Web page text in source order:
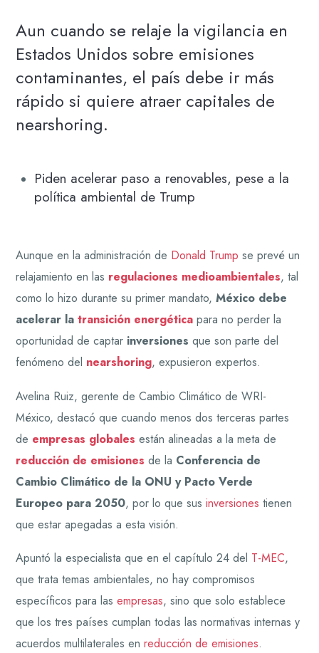
Aun cuando se relaje la vigilancia en
Estados Unidos sobre emisiones
contaminantes, el país debe ir más
rápido si quiere atraer capitales de
nearshoring.
Piden acelerar paso a renovables, pese a la
política ambiental de Trump
Aunque en la administración de Donald Trump se prevé un
relajamiento en las regulaciones medioambientales, tal
como lo hizo durante su primer mandato,México debe
acelerar latransición energética para no perder la
oportunidad de captar inversiones que son parte del
fenómeno del nearshoring, expusieron expertos.
Avelina Ruiz, gerente de Cambio Climático de WRI-
México, destacó que cuando menos dos terceras partes
de empresas globales están alineadas a la meta de
reducción de emisiones de la Conferencia de
Cambio Climático de la ONU y Pacto Verde
Europeo para 2050, por lo que susinversiones tienen
que estar apegadas a esta visión.
Apuntó la especialista que en el capítulo 24 del T-MEC,
que trata temas ambientales, no hay compromisos
específicos para lasempresas, sino que solo establece
que los tres países cumplan todas las normativas internas y
acuerdos multilaterales enreducción de emisiones.